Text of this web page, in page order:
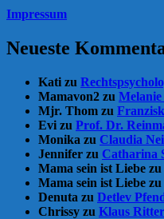
Impressum
Neueste
Kati zu
Mamavon2 zu
Mjr. Thom zu
Evi zu Prof. Dr.
Monika zu Claudia
Jennifer zu Catharina
Mama sein ist Liebe zu
Mama sein ist Liebe zu
Denuta zu Detlev
Chrissy zu Klaus Ritter